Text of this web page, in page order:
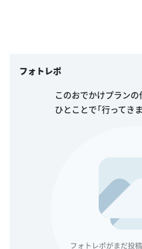
フォトレポ
このおでかけプラン
ひとことで「行ってき